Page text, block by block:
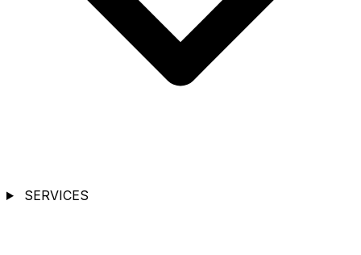
SERVICES